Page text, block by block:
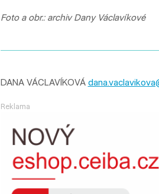
Foto a obr.: archiv Dany Václavíkové
DANA VÁCLAVÍKOVÁ
Reklama